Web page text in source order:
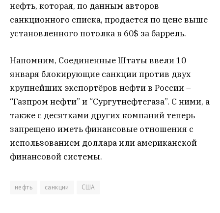
нефть, которая, по данным авторов
санкционного списка, продается по цене выше
установленного потолка в 60$ за баррель.
Напомним, Соединенные Штаты ввели 10
января блокирующие санкции против двух
крупнейших экспортёров нефти в России –
“Газпром нефти” и “Сургутнефтегаза”. С ними, а
также с десятками других компаний теперь
запрещено иметь финансовые отношения с
использованием доллара или американской
финансовой системы.
нефть санкции США